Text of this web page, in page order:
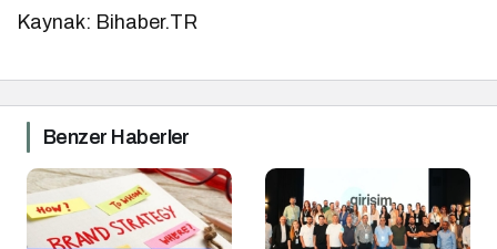
Kaynak: Bihaber.TR
Benzer Haberler